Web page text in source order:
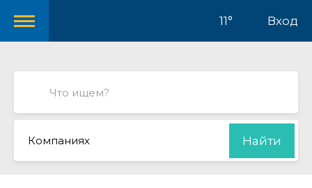
11° Вход
Компаниях Найти